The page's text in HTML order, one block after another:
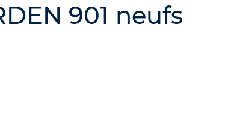
901 neufs